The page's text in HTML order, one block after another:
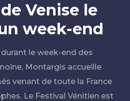
Venise le
week-end
le week-end des
Montargis accueille
venant de toute la France
Le Festival Vénitien est